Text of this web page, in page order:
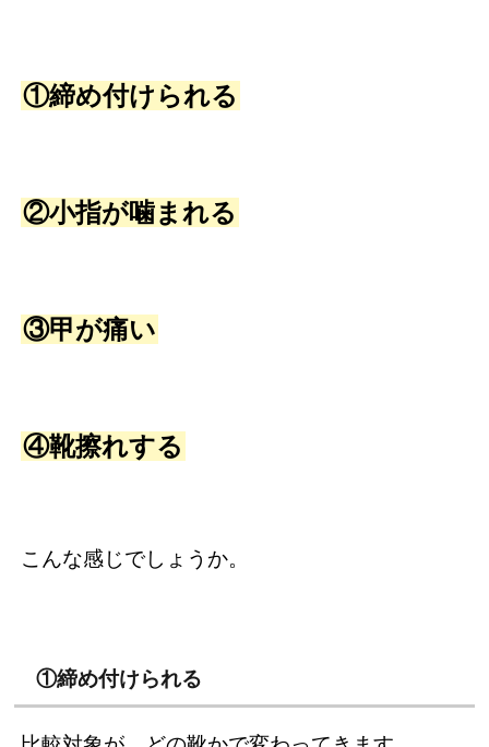
①締め付けられる
②小指が噛まれる
③甲が痛い
④靴擦れする
こんな感じでしょうか。
①締め付けられる